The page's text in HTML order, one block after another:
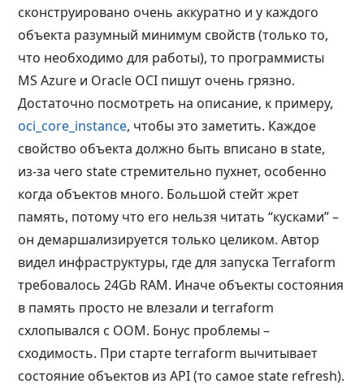
сконструировано очень аккуратно и у каждого
объекта разумный минимум свойств (только то,
что необходимо для работы), то программисты
MS Azure и Oracle OCI пишут очень грязно.
Достаточно посмотреть на описание, к примеру,
oci_core_instance, чтобы это заметить. Каждое
свойство объекта должно быть вписано в state,
из-за чего state стремительно пухнет, особенно
когда объектов много. Большой стейт жрет
память, потому что его нельзя читать “кусками” –
он демаршализируется только целиком. Автор
видел инфраструктуры, где для запуска Terraform
требовалось 24Gb RAM. Иначе объекты состояния
в память просто не влезали и terraform
схлопывался с OOM. Бонус проблемы –
сходимость. При старте terraform вычитывает
состояние объектов из API (то самое state refresh).